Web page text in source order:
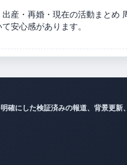
産・再婚・現在の活動まとめ
安心感があります。
確にした検証済みの報道、背景更新